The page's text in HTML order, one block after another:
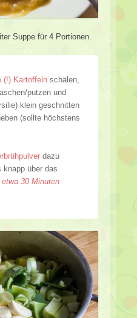
Suppe für 4 Portionen.
(!) Kartoffeln schälen,
putzen und
klein geschnitten
(sollte höchstens
dazu
knapp über das
etwa 30 Minuten